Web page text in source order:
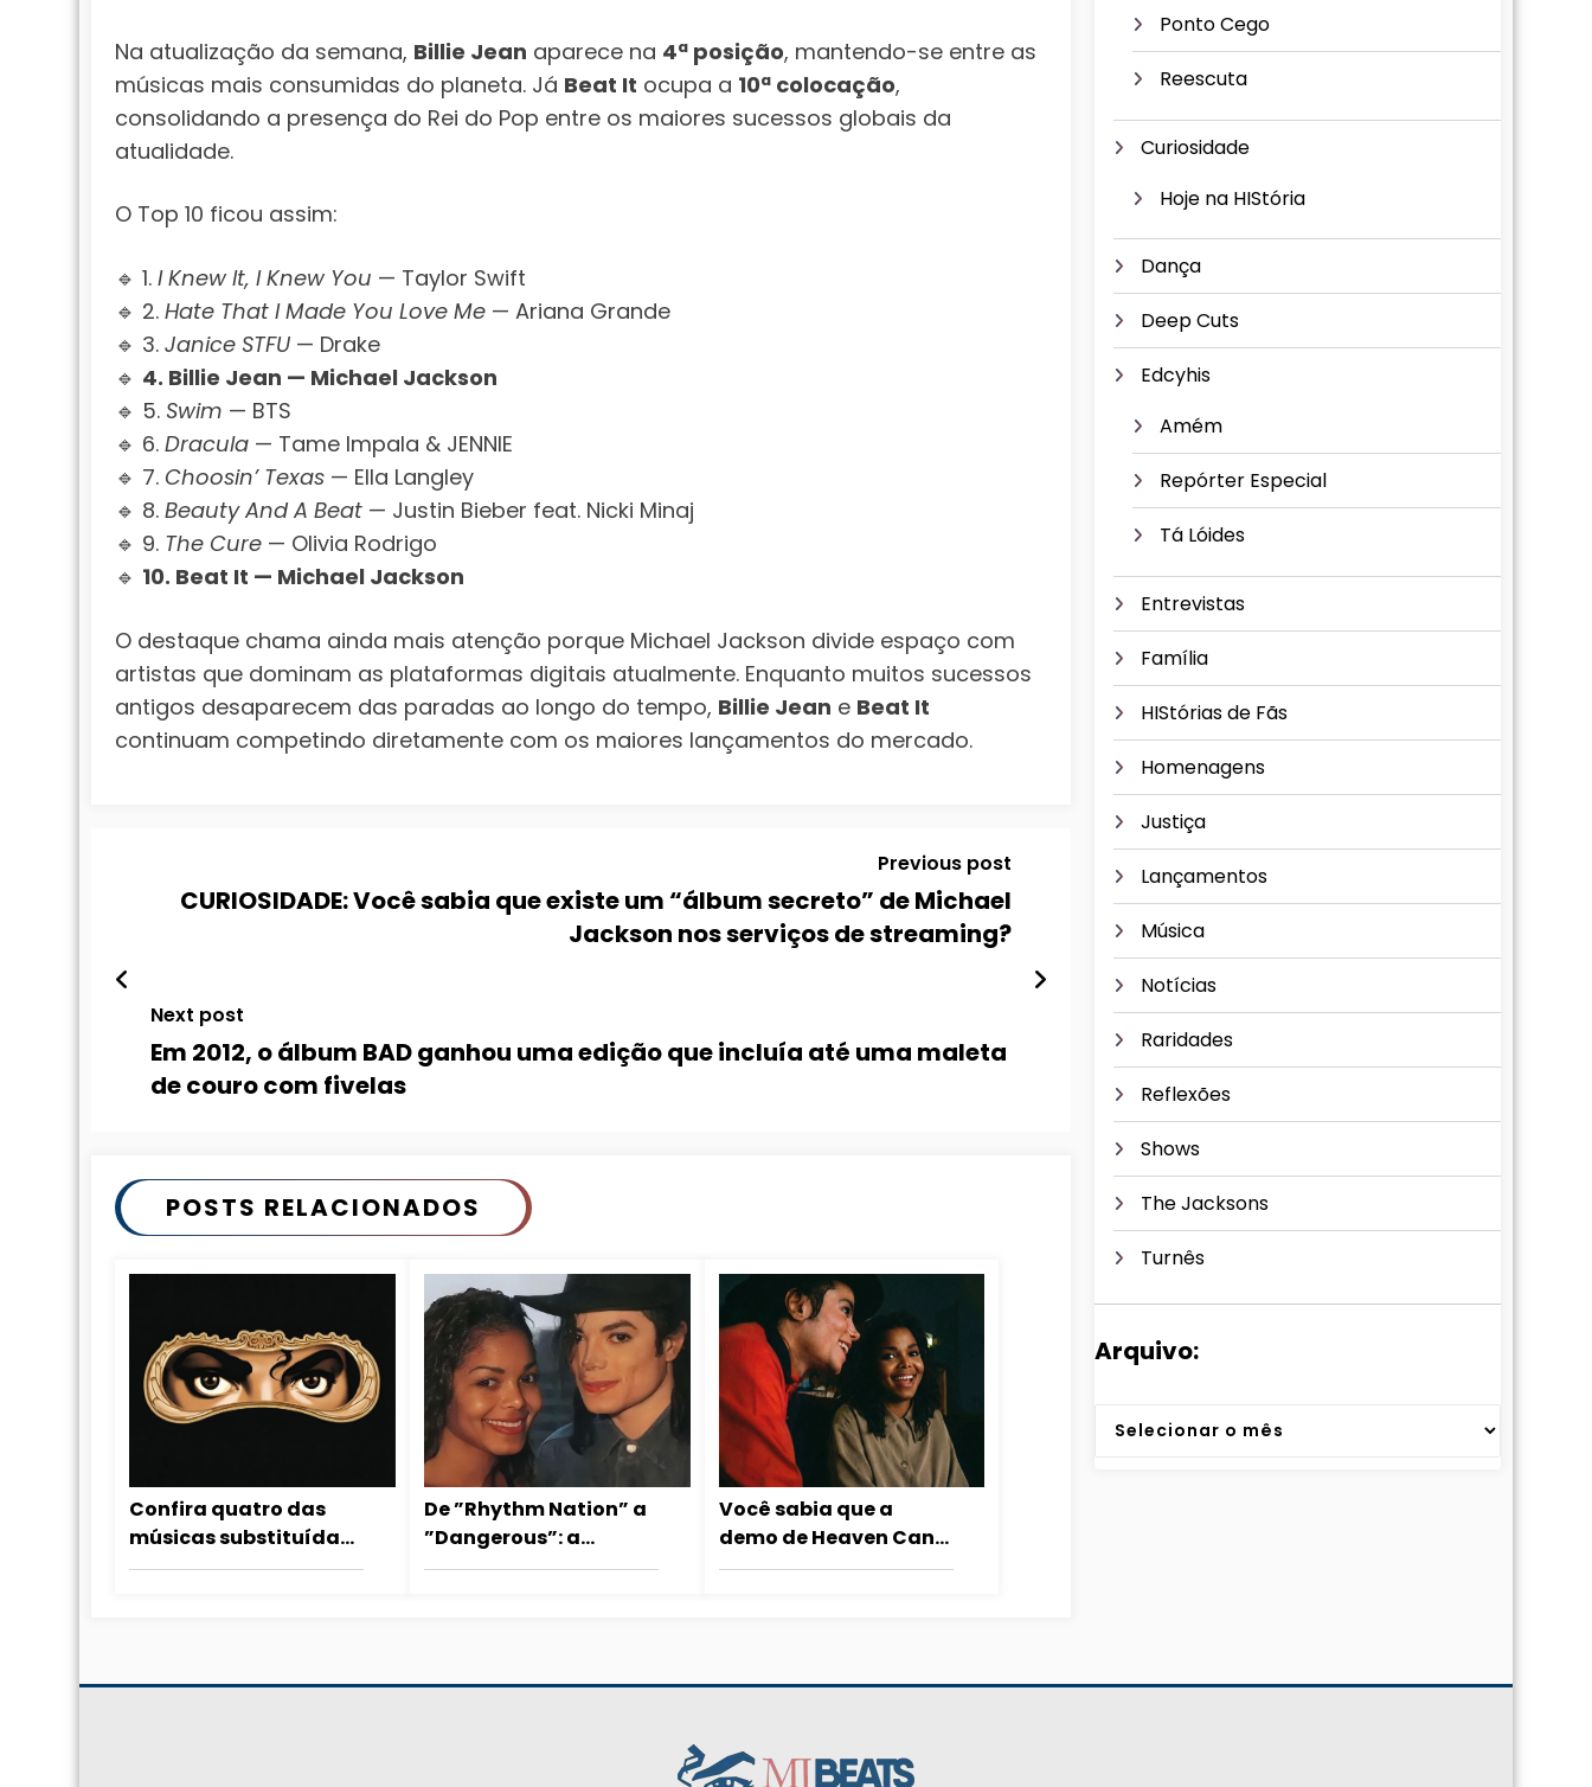
Na atualização da semana, Billie Jean aparece na 4ª posição, mantendo-se entre as
músicas mais consumidas do planeta. Já Beat It ocupa a 10ª colocação,
consolidando a presença do Rei do Pop entre os maiores sucessos globais da
atualidade.
O Top 10 ficou assim:
🔹 1. I Knew It, I Knew You — Taylor Swift
🔹 2. Hate That I Made You Love Me — Ariana Grande
🔹 3. Janice STFU — Drake
🔹 4. Billie Jean — Michael Jackson
🔹 5. Swim — BTS
🔹 6. Dracula — Tame Impala & JENNIE
🔹 7. Choosin’ Texas — Ella Langley
🔹 8. Beauty And A Beat — Justin Bieber feat. Nicki Minaj
🔹 9. The Cure — Olivia Rodrigo
🔹 10. Beat It — Michael Jackson
O destaque chama ainda mais atenção porque Michael Jackson divide espaço com
artistas que dominam as plataformas digitais atualmente. Enquanto muitos sucessos
antigos desaparecem das paradas ao longo do tempo, Billie Jean e Beat It
continuam competindo diretamente com os maiores lançamentos do mercado.
Previous post
CURIOSIDADE: Você sabia que existe um “álbum secreto” de Michael
Jackson nos serviços de streaming?
Next post
Em 2012, o álbum BAD ganhou uma edição que incluía até uma maleta
de couro com fivelas
POSTS RELACIONADOS
Confira quatro das
músicas substituídas
de última hora no
De ”Rhythm Nation” a
”Dangerous”: a
música de Janet
Você sabia que a
demo de Heaven Can
Wait foi inicialmente
Ponto Cego
Reescuta
Curiosidade
Hoje na HIStória
Dança
Deep Cuts
Edcyhis
Amém
Repórter Especial
Tá Lóides
Entrevistas
Família
HIStórias de Fãs
Homenagens
Justiça
Lançamentos
Música
Notícias
Raridades
Reflexões
Shows
The Jacksons
Turnês
Arquivo:
Arquivos